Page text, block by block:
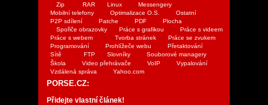
Zip
RAR Linux
Messengery
Mobilní telefony
Optimalizace O.S.
Ostatní
P2P sdílení
Patche PDF
Plocha
Spořiče obrazovky
Práce s grafikou
Práce s videem
Práce s webem
Tvorba stránek
Práce se zvukem
Programování
Prohlížeče webu
Přetaktování
Sítě
FTP Slovníky
Souborové managery
Škola
Video přehrávače VoIP
Vypalování
Vzdálená správa
Yahoo.com
PORSE.CZ:
Přidejte vlastní článek!